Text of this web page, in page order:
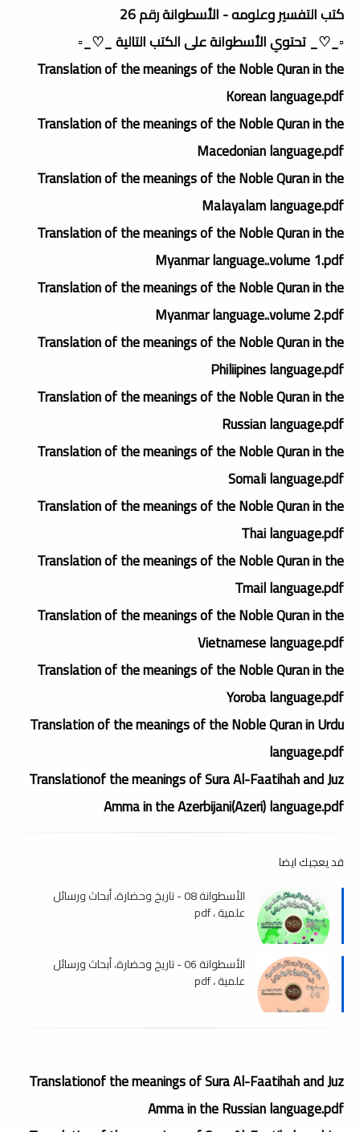
كتب التفسير وعلومه - الأسطوانة رقم 26
▫️_♡_ تحتوي الأسطوانة على الكتب التالية _♡_▫️
Translation of the meanings of the Noble Quran in the
Korean language.pdf
Translation of the meanings of the Noble Quran in the
Macedonian language.pdf
Translation of the meanings of the Noble Quran in the
Malayalam language.pdf
Translation of the meanings of the Noble Quran in the
Myanmar language..volume 1.pdf
Translation of the meanings of the Noble Quran in the
Myanmar language..volume 2.pdf
Translation of the meanings of the Noble Quran in the
Philiipines language.pdf
Translation of the meanings of the Noble Quran in the
Russian language.pdf
Translation of the meanings of the Noble Quran in the
Somali language.pdf
Translation of the meanings of the Noble Quran in the
Thai language.pdf
Translation of the meanings of the Noble Quran in the
Tmail language.pdf
Translation of the meanings of the Noble Quran in the
Vietnamese language.pdf
Translation of the meanings of the Noble Quran in the
Yoroba language.pdf
Translation of the meanings of the Noble Quran in Urdu
language.pdf
Translationof the meanings of Sura Al-Faatihah and Juz
Amma in the Azerbijani(Azeri) language.pdf
قد يعجبك ايضا
الأسطوانة 08 - تاريخ وحضارة، أبحاث ورسائل
علمية ، pdf
الأسطوانة 06 - تاريخ وحضارة، أبحاث ورسائل
علمية ، pdf
Translationof the meanings of Sura Al-Faatihah and Juz
Amma in the Russian language.pdf